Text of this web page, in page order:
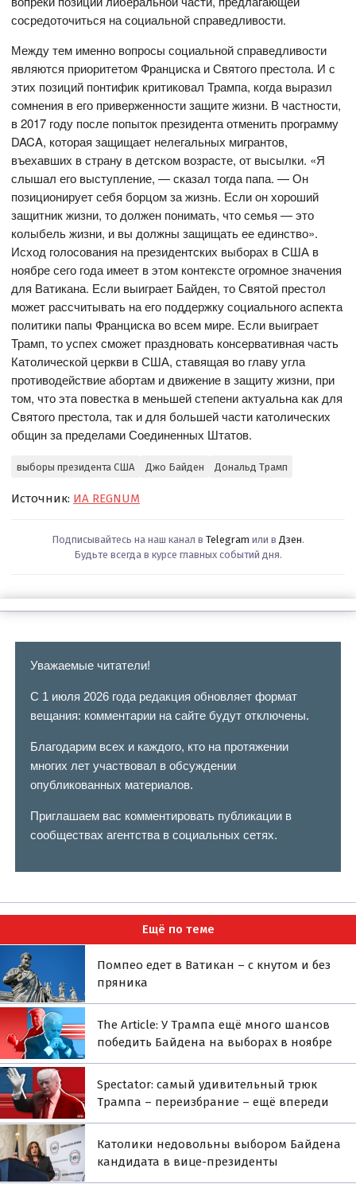
сосредоточиться на социальной справедливости.
Между тем именно вопросы социальной справедливости
являются приоритетом Франциска и Святого престола. И с
этих позиций понтифик критиковал Трампа, когда выразил
сомнения в его приверженности защите жизни. В частности,
в 2017 году после попыток президента отменить программу
DACA, которая защищает нелегальных мигрантов,
въехавших в страну в детском возрасте, от высылки. «Я
слышал его выступление, — сказал тогда папа. — Он
позиционирует себя борцом за жизнь. Если он хороший
защитник жизни, то должен понимать, что семья — это
колыбель жизни, и вы должны защищать ее единство».
Исход голосования на президентских выборах в США в
ноябре сего года имеет в этом контексте огромное значения
для Ватикана. Если выиграет Байден, то Святой престол
может рассчитывать на его поддержку социального аспекта
политики папы Франциска во всем мире. Если выиграет
Трамп, то успех сможет праздновать консервативная часть
Католической церкви в США, ставящая во главу угла
противодействие абортам и движение в защиту жизни, при
том, что эта повестка в меньшей степени актуальна как для
Святого престола, так и для большей части католических
общин за пределами Соединенных Штатов.
выборы президента США Джо Байден Дональд Трамп
Источник: ИА REGNUM
Подписывайтесь на наш канал в Telegram или в Дзен.
Будьте всегда в курсе главных событий дня.
Уважаемые читатели!
С 1 июля 2026 года редакция обновляет формат
вещания: комментарии на сайте будут отключены.
Благодарим всех и каждого, кто на протяжении
многих лет участвовал в обсуждении
опубликованных материалов.
Приглашаем вас комментировать публикации в
сообществах агентства в социальных сетях.
Ещё по теме
Помпео едет в Ватикан – с кнутом и без
пряника
The Article: У Трампа ещё много шансов
победить Байдена на выборах в ноябре
Spectator: самый удивительный трюк
Трампа – переизбрание – ещё впереди
Католики недовольны выбором Байдена
кандидата в вице-президенты